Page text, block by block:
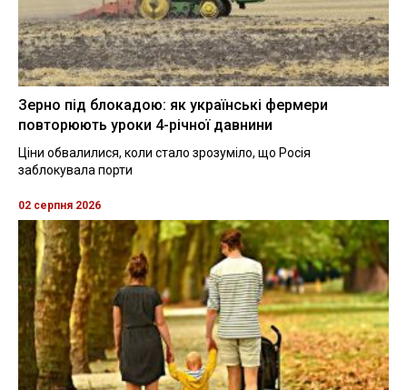
Зерно під блокадою: як українські фермери
повторюють уроки 4-річної давнини
Ціни обвалилися, коли стало зрозуміло, що Росія
заблокувала порти
02 серпня 2026